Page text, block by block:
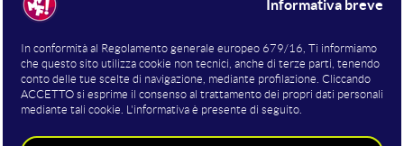
fatturato delle attivitá
locali.
Se hai una attività locale o operi nel b2b, ti mostrerò
come con il CRM moltiplicherai il tuo fatturato senza
investire un euro in più in pubblicità.